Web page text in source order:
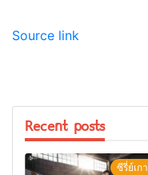
Source link
Recent posts
ซีรี่ย์เก